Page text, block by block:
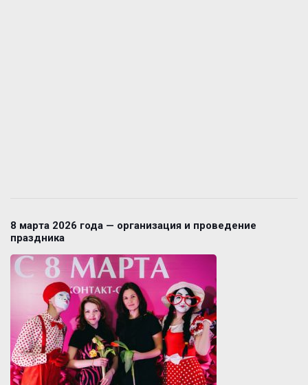
8 марта 2026 года — организация и проведение
праздника